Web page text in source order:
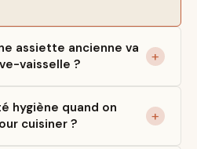
assiette ancienne va
vaisselle ?
hygiène quand on
cuisiner ?